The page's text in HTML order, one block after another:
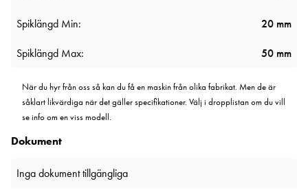
Spiklängd Min: 20 mm
Spiklängd Max: 50 mm
När du hyr från oss så kan du få en maskin från olika fabrikat. Men de är
såklart likvärdiga när det gäller specifikationer. Välj i dropplistan om du vill
se info om en viss modell.
Dokument
Inga dokument tillgängliga